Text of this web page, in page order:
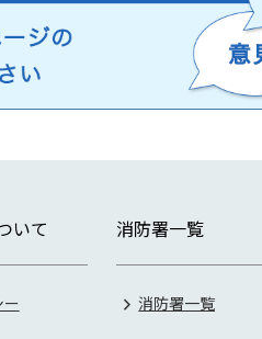
いて 消防署一覧
消防署一覧